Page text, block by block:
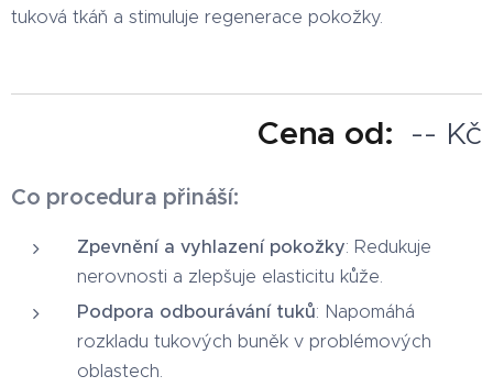
tuková tkáň a stimuluje regenerace pokožky.
Cena od: -- Kč
Co procedura přináší:
Zpevnění a vyhlazení pokožky: Redukuje
nerovnosti a zlepšuje elasticitu kůže.
Podpora odbourávání tuků: Napomáhá
rozkladu tukových buněk v problémových
oblastech.